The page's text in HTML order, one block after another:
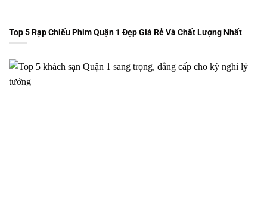
Top 5 Rạp Chiếu Phim Quận 1 Đẹp Giá Rẻ Và Chất Lượng Nhất